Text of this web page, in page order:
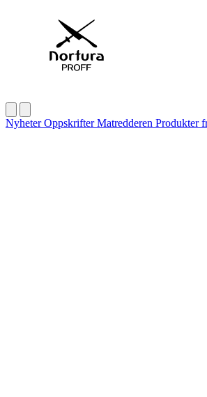
NyheterOppskrifterMatredderen Produkter